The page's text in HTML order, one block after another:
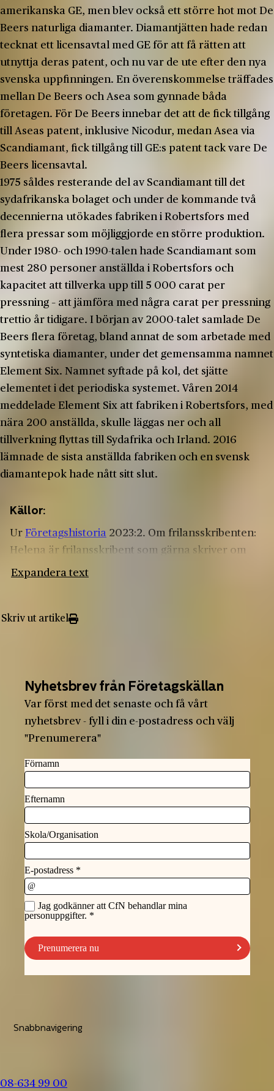
amerikanska GE, men blev också ett större hot mot De
Beers naturliga diamanter. Diamantjätten hade redan
tecknat ett licensavtal med GE för att få rätten att
utnyttja deras patent, och nu var de ute efter den nya
svenska uppfinningen. En överenskommelse träffades
mellan De Beers och Asea som gynnade båda
företagen. För De Beers innebar det att de fick tillgång
till Aseas patent, inklusive Nicodur, medan Asea via
Scandiamant, fick tillgång till GE:s patent tack vare De
Beers licensavtal.
1975 såldes resterande del av Scandiamant till det
sydafrikanska bolaget och under de kommande två
decennierna utökades fabriken i Robertsfors med
flera pressar som möjliggjorde en större produktion.
Under 1980- och 1990-talen hade Scandiamant som
mest 280 personer anställda i Robertsfors och
kapacitet att tillverka upp till 5 000 carat per
pressning – att jämföra med några carat per pressning
trettio år tidigare. I början av 2000-talet samlade De
Beers flera företag, bland annat de som arbetade med
syntetiska diamanter, under det gemensamma namnet
Element Six. Namnet syftade på kol, det sjätte
elementet i det periodiska systemet. Våren 2014
meddelade Element Six att fabriken i Robertsfors, med
nära 200 anställda, skulle läggas ner och all
tillverkning flyttas till Sydafrika och Irland. 2016
lämnade de sista anställda fabriken och en svensk
diamantepok hade nått sitt slut.
Källor:
Ur Företagshistoria 2023:2. Om frilansskribenten:
Helena är frilansskribent som gärna skriver om
historia, hantverk och formgivning.
Expandera text
Skriv ut artikel
Nyhetsbrev från Företagskällan
Var först med det senaste och få vårt
nyhetsbrev - fyll i din e-postadress och välj
"Prenumerera"
Snabbnavigering
08-634 99 00